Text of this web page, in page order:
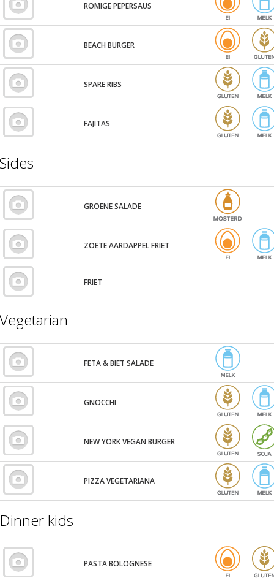
ROMIGE PEPERSAUS
BEACH BURGER
SPARE RIBS
FAJITAS
Sides
GROENE SALADE
ZOETE AARDAPPEL FRIET
FRIET
Vegetarian
FETA & BIET SALADE
GNOCCHI
NEW YORK VEGAN BURGER
PIZZA VEGETARIANA
Dinner kids
PASTA BOLOGNESE